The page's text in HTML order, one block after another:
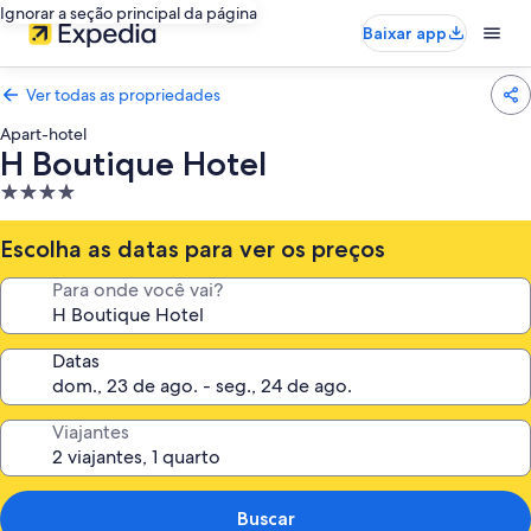
Ignorar a seção principal da página
Baixar app
Ver todas as propriedades
Apart-hotel
H Boutique Hotel
Propriedade
4.0
estrelas
Escolha as datas para ver os preços
Para onde você vai?
Datas
Viajantes
Buscar